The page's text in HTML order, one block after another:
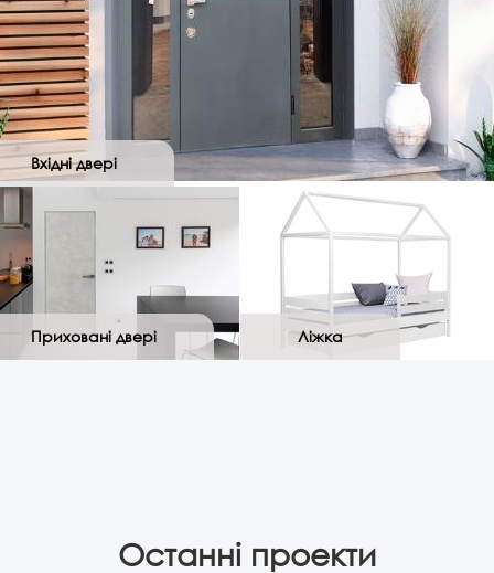
Вхідні двері
Приховані двері Ліжка
Останні проекти